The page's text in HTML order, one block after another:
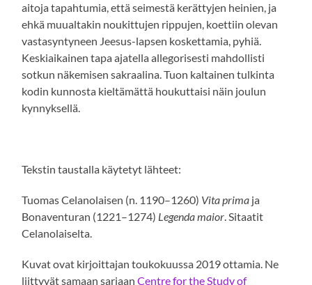
aitoja tapahtumia, että seimestä kerättyjen heinien, ja
ehkä muualtakin noukittujen rippujen, koettiin olevan
vastasyntyneen Jeesus-lapsen koskettamia, pyhiä.
Keskiaikainen tapa ajatella allegorisesti mahdollisti
sotkun näkemisen sakraalina. Tuon kaltainen tulkinta
kodin kunnosta kieltämättä houkuttaisi näin joulun
kynnyksellä.
Tekstin taustalla käytetyt lähteet:
Tuomas Celanolaisen (n. 1190–1260) Vita prima ja
Bonaventuran (1221–1274) Legenda maior. Sitaatit
Celanolaiselta.
Kuvat ovat kirjoittajan toukokuussa 2019 ottamia. Ne
liittyvät samaan sarjaanCentre for the Study of